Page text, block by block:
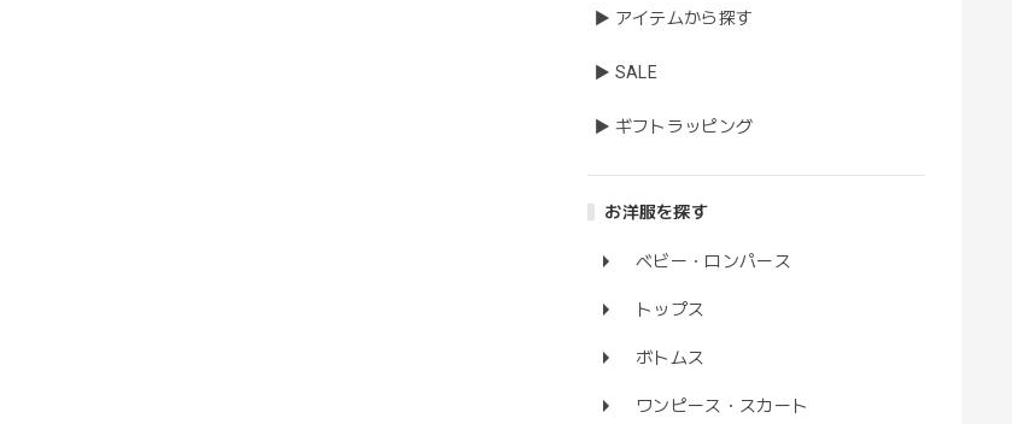
▶ アイテムから探す
▶ SALE
▶ ギフトラッピング
お洋服を探す
ベビー・ロンパース
トップス
ボトムス
ワンピース・スカート